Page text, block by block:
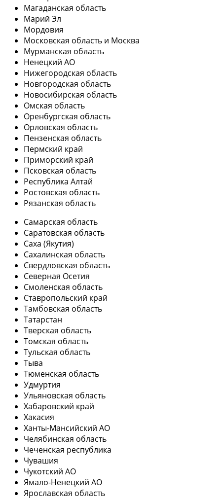
Магаданская область
Марий Эл
Мордовия
Московская область и Москва
Мурманская область
Ненецкий АО
Нижегородская область
Новгородская область
Новосибирская область
Омская область
Оренбургская область
Орловская область
Пензенская область
Пермский край
Приморский край
Псковская область
Республика Алтай
Ростовская область
Рязанская область
Самарская область
Саратовская область
Саха (Якутия)
Сахалинская область
Свердловская область
Северная Осетия
Смоленская область
Ставропольский край
Тамбовская область
Татарстан
Тверская область
Томская область
Тульская область
Тыва
Тюменская область
Удмуртия
Ульяновская область
Хабаровский край
Хакасия
Ханты-Мансийский АО
Челябинская область
Чеченская республика
Чувашия
Чукотский АО
Ямало-Ненецкий АО
Ярославская область